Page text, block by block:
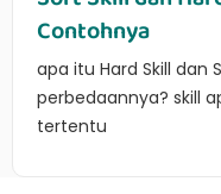
Contohnya
apa itu Hard Skill dan
perbedaannya? skill
tertentu